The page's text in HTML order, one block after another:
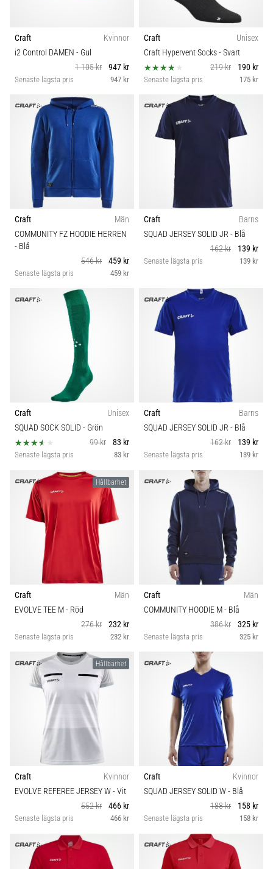
Craft
Kvinnor
i2 Control DAMEN - Gul
1 105 kr
947 kr
Senaste lägsta pris 947 kr
Craft
Unisex
Craft Hypervent Socks- Svart
219 kr
190 kr
Senaste lägsta pris 175 kr
Craft
Män
COMMUNITY FZ HOODIE HERREN
- Blå
546 kr
459 kr
Senaste lägsta pris 459 kr
Craft
Barns
SQUAD JERSEY SOLID JR - Blå
162 kr
139 kr
Senaste lägsta pris 139 kr
Craft
Unisex
SQUAD SOCK SOLID - Grön
99 kr
83 kr
Senaste lägsta pris 83 kr
Craft
Barns
SQUAD JERSEY SOLID JR - Blå
162 kr
139 kr
Senaste lägsta pris 139 kr
Hållbarhet
Craft
Män
EVOLVE TEE M- Röd
276 kr
232 kr
Senaste lägsta pris 232 kr
Craft
Män
COMMUNITY HOODIE M- Blå
386 kr
325 kr
Senaste lägsta pris 325 kr
Hållbarhet
Craft
Kvinnor
EVOLVE REFEREE JERSEY W- Vit
552 kr
466 kr
Senaste lägsta pris 466 kr
Craft
Kvinnor
SQUAD JERSEY SOLID W- Blå
188 kr
158 kr
Senaste lägsta pris 158 kr